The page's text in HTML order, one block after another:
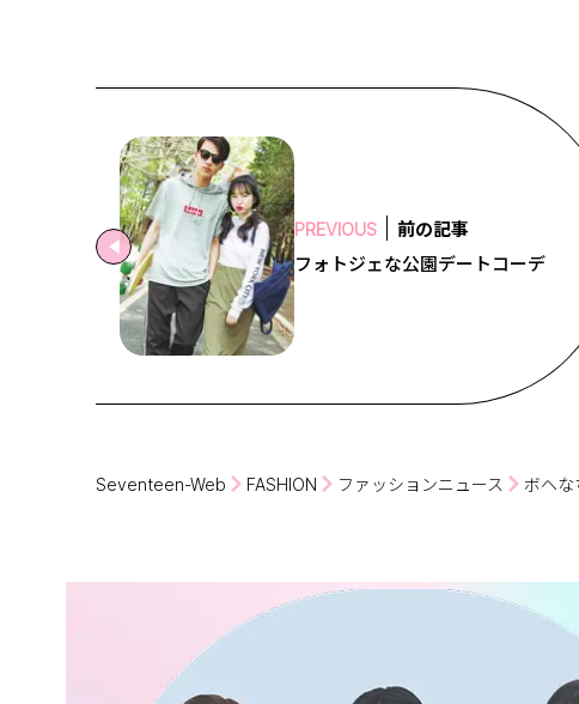
PREVIOUS
前の記事
フォトジェな公園デートコーデ
Seventeen-Web FASHION ファッションニュース ボヘ